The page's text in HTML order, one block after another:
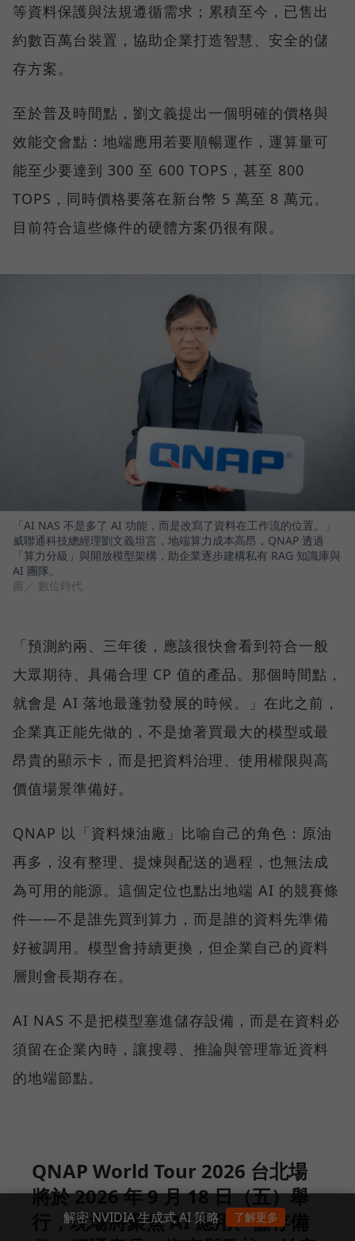
等資料保護與法規遵循需求；累積至今，已售出
約數百萬台裝置，協助企業打造智慧、安全的儲
存方案。
至於普及時間點，劉文義提出一個明確的價格與
效能交會點：地端應用若要順暢運作，運算量可
能至少要達到 300 至 600 TOPS，甚至 800
TOPS，同時價格要落在新台幣 5 萬至 8 萬元。
目前符合這些條件的硬體方案仍很有限。
「AI NAS 不是多了 AI 功能，而是改寫了資料在工作流的位置。」
威聯通科技總經理劉文義坦言，地端算力成本高昂，QNAP 透過
「算力分級」與開放模型架構，助企業逐步建構私有 RAG 知識庫與
AI 團隊。
圖／ 數位時代
「預測約兩、三年後，應該很快會看到符合一般
大眾期待、具備合理 CP 值的產品。那個時間點，
就會是 AI 落地最蓬勃發展的時候。」在此之前，
企業真正能先做的，不是搶著買最大的模型或最
昂貴的顯示卡，而是把資料治理、使用權限與高
價值場景準備好。
QNAP 以「資料煉油廠」比喻自己的角色：原油
再多，沒有整理、提煉與配送的過程，也無法成
為可用的能源。這個定位也點出地端 AI 的競賽條
件——不是誰先買到算力，而是誰的資料先準備
好被調用。模型會持續更換，但企業自己的資料
層則會長期存在。
AI NAS 不是把模型塞進儲存設備，而是在資料必
須留在企業內時，讓搜尋、推論與管理靠近資料
的地端節點。
QNAP World Tour 2026 台北場
將於 2026 年 9 月 18 日（五）舉
行，現場將聚焦 AI 應用、儲存備
解密 NVIDIA 生成式 AI 策略 了解更多